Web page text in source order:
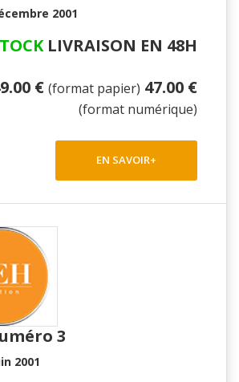
2001
LIVRAISON EN 48H
€ (format papier) 47.00 €
(format numérique)
EN SAVOIR+
3
2001